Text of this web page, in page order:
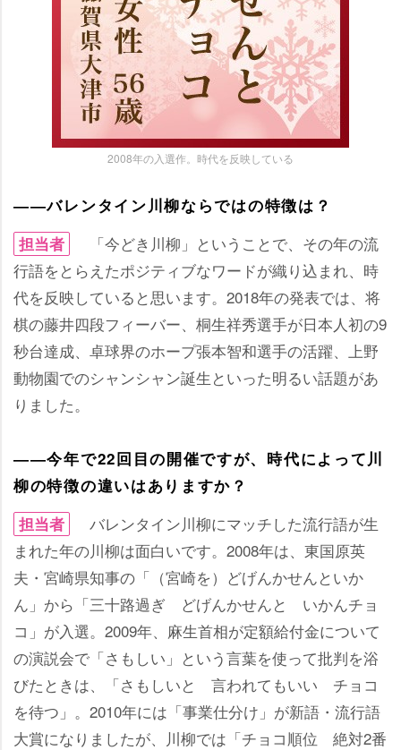
2008年の入選作。時代を反映している
――バレンタイン川柳ならではの特徴は？
担当者
「今どき川柳」ということで、その年の流
行語をとらえたポジティブなワードが織り込まれ、時
代を反映していると思います。2018年の発表では、将
棋の藤井四段フィーバー、桐生祥秀選手が日本人初の9
秒台達成、卓球界のホープ張本智和選手の活躍、上野
動物園でのシャンシャン誕生といった明るい話題があ
りました。
――今年で22回目の開催ですが、時代によって川
柳の特徴の違いはありますか？
担当者
バレンタイン川柳にマッチした流行語が生
まれた年の川柳は面白いです。2008年は、東国原英
夫・宮崎県知事の「（宮崎を）どげんかせんといか
ん」から「三十路過ぎ どげんかせんと いかんチョ
コ」が入選。2009年、麻生首相が定額給付金について
の演説会で「さもしい」という言葉を使って批判を浴
びたときは、「さもしいと 言われてもいい チョコ
を待つ」。2010年には「事業仕分け」が新語・流行語
大賞になりましたが、川柳では「チョコ順位 絶対2番